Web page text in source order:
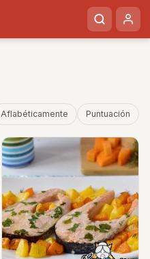
Aflabéticamente Puntuación